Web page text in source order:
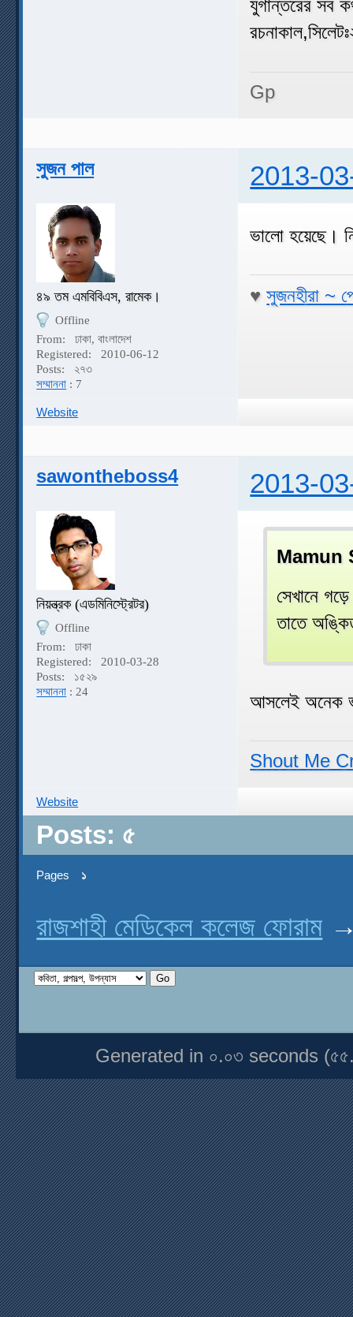
যুগান্তরের সব
Gp
সুজন পাল 2013-
৪৯ তম এমবিবিএস, রামেক।
Offline
From:
ঢাকা, বাংলাদেশ
Registered:
2010-06-12
Posts:
২৭৩
সম্মাননা : 7
ভালো হয়েছে।
♥সুজনহীরা ~
Website
sawontheboss4 2013-
নিয়ন্ত্রক (এডমিনিস্ট্রেটর)
Offline
From:
ঢাকা
Registered:
2010-03-28
Posts:
১৫২৯
সম্মাননা : 24
Mamun
সেখানে
তাতে
আসলেই অনেক
Shout Me
Website
Posts: ৫
Pages ১
রাজশাহী মেডিকেল কলেজ ফোরাম
Generated in ০.০৩ seconds